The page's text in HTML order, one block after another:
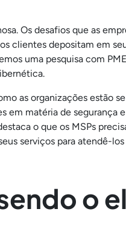
Os desafios que as
clientes depositam em
uma pesquisa com
as organizações estão
em matéria de segurança
o que os MSPs
serviços para atendê-
o